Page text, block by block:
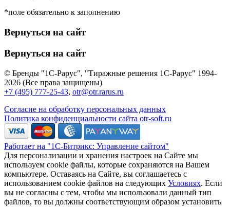
*поле обязательно к заполнению
Вернуться на сайт
Вернуться на сайт
© Бренды "1С-Рарус", "Тиражные решения 1С-Рарус" 1994-
2026 (Все права защищены)
+7 (495) 777-25-43, otr@otr.rarus.ru
Согласие на обработку персональных данных
Политика конфиденциальности сайта otr-soft.ru
Работает на "1С-Битрикс: Управление сайтом"
Для персонализации и хранения настроек на Сайте мы
используем cookie файлы, которые сохраняются на Вашем
компьютере. Оставаясь на Сайте, вы соглашаетесь с
использованием cookie файлов на следующих Условиях. Если
вы не согласны с тем, чтобы мы использовали данный тип
файлов, то вы должны соответствующим образом установить